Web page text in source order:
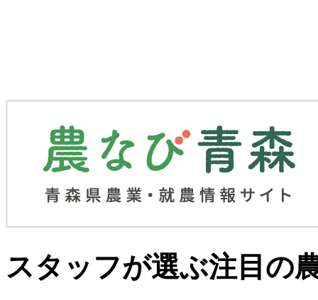
スタッフが選ぶ注目の